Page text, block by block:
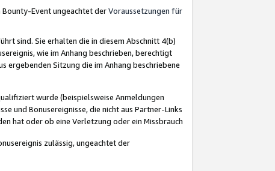
Event ungeachtet derVoraussetzungen für
sind. Sie erhalten die in diesem Abschnitt 4(b)
wie im Anhang beschrieben, berechtigt
ergebenden Sitzung die im Anhang beschriebene
wurde (beispielsweise Anmeldungen
und Bonusereignisse, die nicht aus Partner-Links
hat oder ob eine Verletzung oder ein Missbrauch
zulässig, ungeachtet der